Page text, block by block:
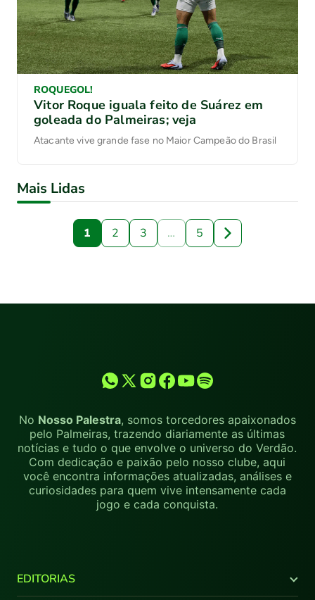
ROQUEGOL!
Vitor Roque iguala feito de Suárez em
goleada do Palmeiras; veja
Atacante vive grande fase no Maior Campeão do Brasil
Mais Lidas
1 2 3 … 5
No Nosso Palestra, somos torcedores apaixonados
pelo Palmeiras, trazendo diariamente as últimas
notícias e tudo o que envolve o universo do Verdão.
Com dedicação e paixão pelo nosso clube, aqui
você encontra informações atualizadas, análises e
curiosidades para quem vive intensamente cada
jogo e cada conquista.
EDITORIAS